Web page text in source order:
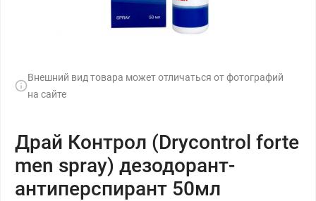
Внешний вид товара может отличаться от фотографий
на сайте
Драй Контрол (Drycontrol forte
men spray) дезодорант-
антиперспирант 50мл